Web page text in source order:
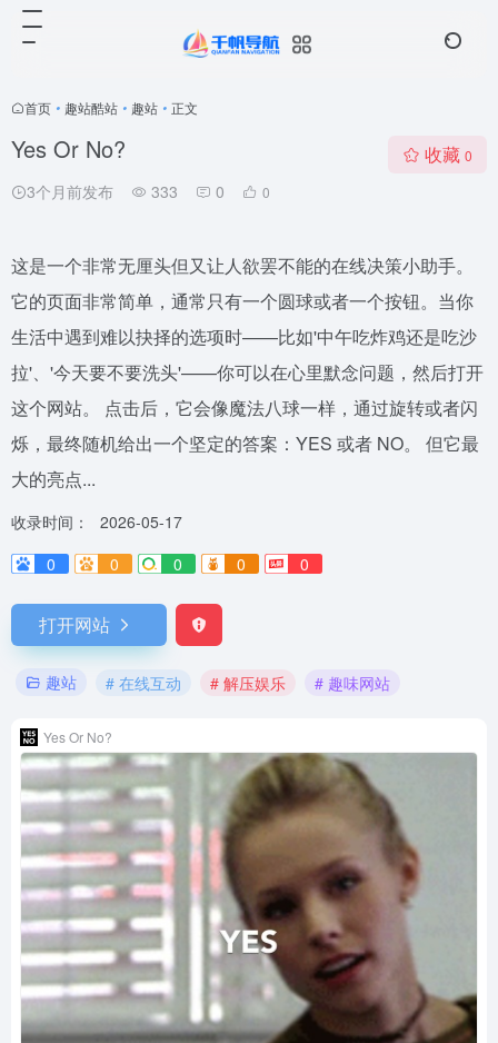
首页 • 趣站酷站 • 趣站 • 正文
Yes Or No?
3个月前发布 333 0 0
收藏 0
这是一个非常无厘头但又让人欲罢不能的在线决策小助手。
它的页面非常简单，通常只有一个圆球或者一个按钮。当你
生活中遇到难以抉择的选项时——比如'中午吃炸鸡还是吃沙
拉'、'今天要不要洗头'——你可以在心里默念问题，然后打开
这个网站。 点击后，它会像魔法八球一样，通过旋转或者闪
烁，最终随机给出一个坚定的答案：YES 或者 NO。 但它最
大的亮点...
收录时间：
2026-05-17
0
0 0 0 0
打开网站
趣站 # 在线互动 # 解压娱乐 # 趣味网站
Yes Or No?